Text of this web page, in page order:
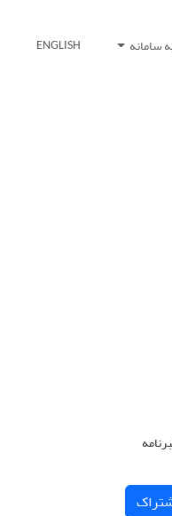
سامانه ENGLISH